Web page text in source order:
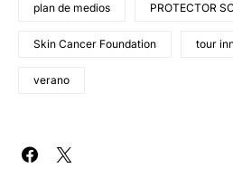
plan de medios PROTECTOR
Skin Cancer Foundation tour
verano